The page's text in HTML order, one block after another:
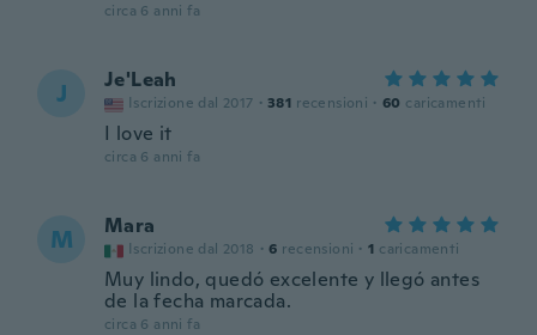
circa 6 anni fa
J Je'Leah
Iscrizione dal 2017 · 381 recensioni · 60 caricamenti
I love it
circa 6 anni fa
M Mara
Iscrizione dal 2018 · 6 recensioni · 1 caricamenti
Muy lindo, quedó excelente y llegó antes
de la fecha marcada.
circa 6 anni fa